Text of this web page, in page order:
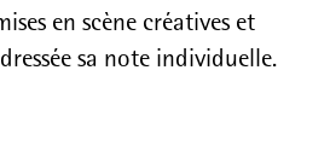
en scène créatives et
sa note individuelle.